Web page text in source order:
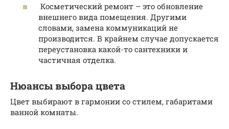
Косметический ремонт – это обновление
внешнего вида помещения. Другими
словами, замена коммуникаций не
производится. В крайнем случае допускается
переустановка какой-то сантехники и
частичная отделка.
Нюансы выбора цвета
Цвет выбирают в гармонии со стилем, габаритами
ванной комнаты.